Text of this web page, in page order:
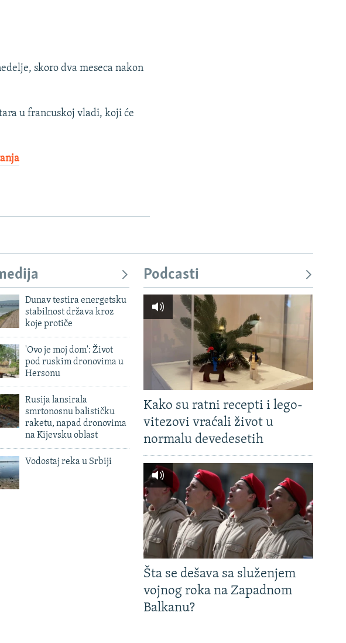
skoro dva meseca nakon
u francuskoj vladi, koji će
Dunav testira energetsku
stabilnost država kroz
koje protiče
'Ovo je moj dom': Život
pod ruskim dronovima u
Hersonu
Rusija lansirala
smrtonosnu balističku
raketu, napad dronovima
na Kijevsku oblast
Vodostaj reka u Srbiji
Podcasti
Kako su ratni recepti i lego-
vitezovi vraćali život u
normalu devedesetih
Šta se dešava sa služenjem
vojnog roka na Zapadnom
Balkanu?